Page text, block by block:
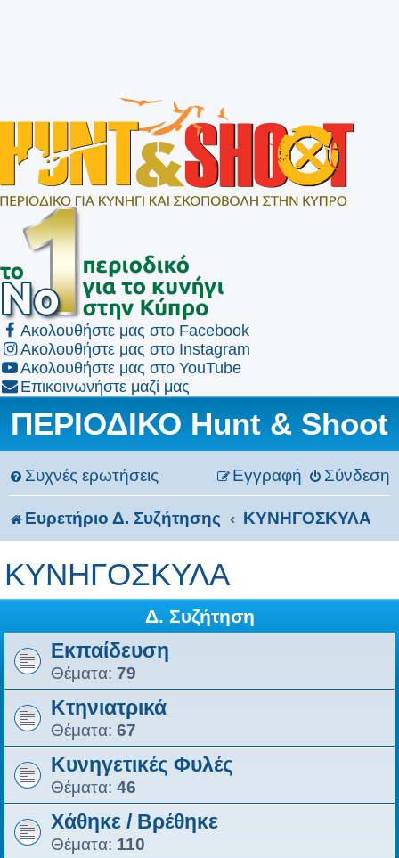
Ακολουθήστε μας στο Facebook
Ακολουθήστε μας στο Instagram
Ακολουθήστε μας στο YouTube
Επικοινωνήστε μαζί μας
ΠΕΡΙΟΔΙΚΟ Hunt & Shoot
Συχνές ερωτήσεις Σύνδεση
Εγγραφή
Ευρετήριο Δ. Συζήτησης ΚΥΝΗΓΟΣΚΥΛΑ
ΚΥΝΗΓΟΣΚΥΛΑ
Δ. Συζήτηση
Εκπαίδευση
Θέματα: 79
Κτηνιατρικά
Θέματα: 67
Κυνηγετικές Φυλές
Θέματα: 46
Χάθηκε / Βρέθηκε
Θέματα: 110